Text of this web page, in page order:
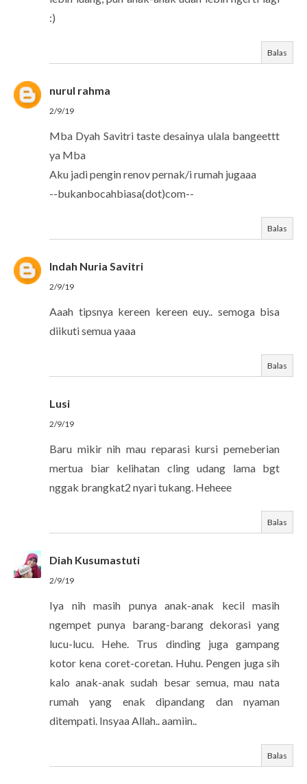
:)
Balas
nurul rahma
2/9/19
Mba Dyah Savitri taste desainya ulala bangeettt
ya Mba
Aku jadi pengin renov pernak/i rumah jugaaa
--bukanbocahbiasa(dot)com--
Balas
Indah Nuria Savitri
2/9/19
Aaah tipsnya kereen kereen euy.. semoga bisa
diikuti semua yaaa
Balas
Lusi
2/9/19
Baru mikir nih mau reparasi kursi pemeberian
mertua biar kelihatan cling udang lama bgt
nggak brangkat2 nyari tukang. Heheee
Balas
Diah Kusumastuti
2/9/19
Iya nih masih punya anak-anak kecil masih
ngempet punya barang-barang dekorasi yang
lucu-lucu. Hehe. Trus dinding juga gampang
kotor kena coret-coretan. Huhu. Pengen juga sih
kalo anak-anak sudah besar semua, mau nata
rumah yang enak dipandang dan nyaman
ditempati. Insyaa Allah.. aamiin..
Balas